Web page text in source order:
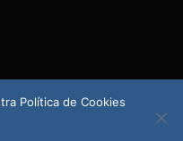
Política de Cookies